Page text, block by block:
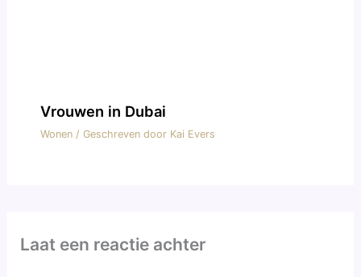
Vrouwen in Dubai
Wonen/ Geschreven door Kai Evers
Laat een reactie achter